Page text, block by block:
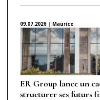
09.07.2026 | Maurice
ER Group lance un
structurer ses futurs